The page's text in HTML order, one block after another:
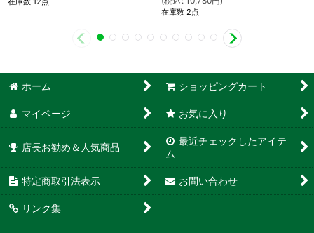
在庫数 2点
ホーム ショッピングカート
マイページ お気に入り
店長お勧め＆人気商品
最近チェックしたアイテ
ム
特定商取引法表示 お問い合わせ
リンク集